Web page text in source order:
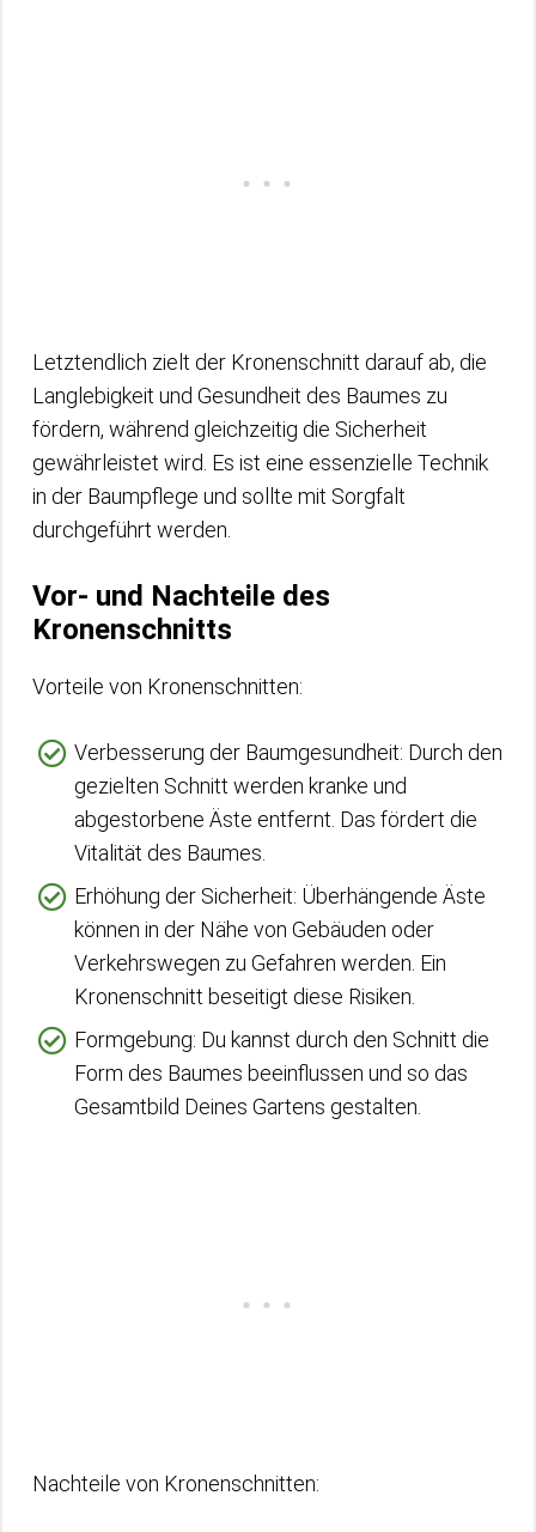
Letztendlich zielt der Kronenschnitt darauf ab, die
Langlebigkeit und Gesundheit des Baumes zu
fördern, während gleichzeitig die Sicherheit
gewährleistet wird. Es ist eine essenzielle Technik
in der Baumpflege und sollte mit Sorgfalt
durchgeführt werden.
Vor- und Nachteile des
Kronenschnitts
Vorteile von Kronenschnitten:
Verbesserung der Baumgesundheit: Durch den
gezielten Schnitt werden kranke und
abgestorbene Äste entfernt. Das fördert die
Vitalität des Baumes.
Erhöhung der Sicherheit: Überhängende Äste
können in der Nähe von Gebäuden oder
Verkehrswegen zu Gefahren werden. Ein
Kronenschnitt beseitigt diese Risiken.
Formgebung: Du kannst durch den Schnitt die
Form des Baumes beeinflussen und so das
Gesamtbild Deines Gartens gestalten.
Nachteile von Kronenschnitten: